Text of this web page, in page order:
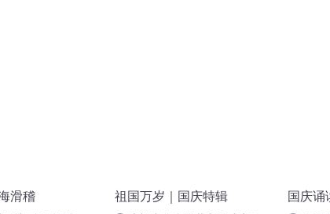
滑稽 祖国万岁｜国庆特辑 国庆诵